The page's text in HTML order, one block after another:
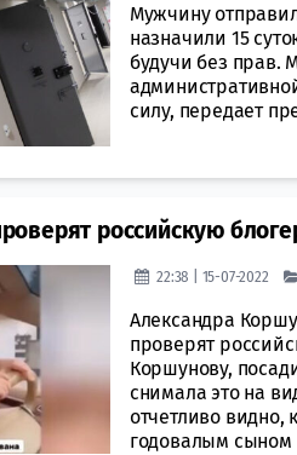
Мужчину
назначили 15
будучи без прав.
силу, передает
российскую
22:38 | 15-07-2022
Александра
проверят
Коршунову,
снимала это на
отчетливо видно,
годовалым сыном